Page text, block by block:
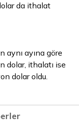
da ithalat
aynı ayına göre
dolar, ithalatı ise
dolar oldu.